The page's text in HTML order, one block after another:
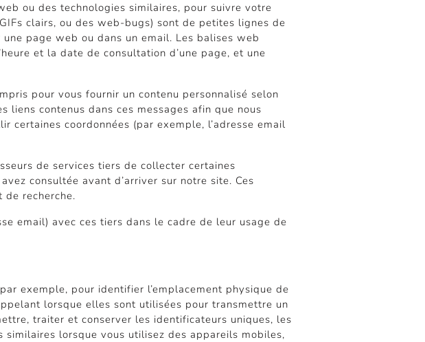
ou des technologies similaires, pour suivre votre
clairs, ou des web-bugs) sont de petites lignes de
page web ou dans un email. Les balises web
et la date de consultation d’une page, et une
pour vous fournir un contenu personnalisé selon
contenus dans ces messages afin que nous
coordonnées (par exemple, l’adresse email
de services tiers de collecter certaines
consultée avant d’arriver sur notre site. Ces
recherche.
email) avec ces tiers dans le cadre de leur usage de
exemple, pour identifier l’emplacement physique de
lorsque elles sont utilisées pour transmettre un
traiter et conserver les identificateurs uniques, les
similaires lorsque vous utilisez des appareils mobiles,